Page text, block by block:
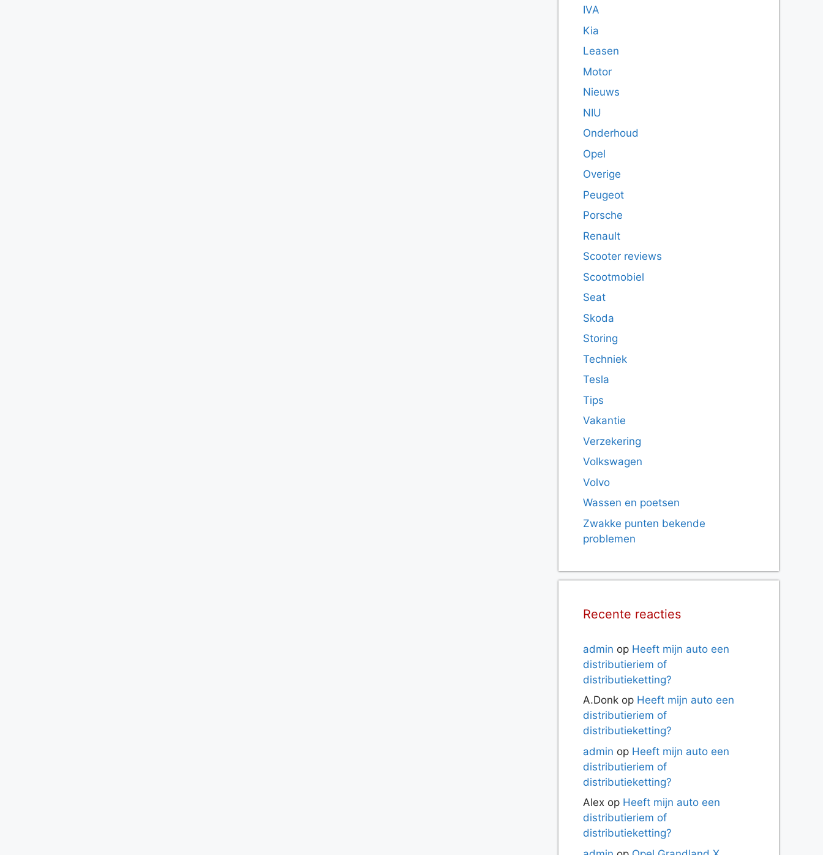
IVA
Kia
Leasen
Motor
Nieuws
NIU
Onderhoud
Opel
Overige
Peugeot
Porsche
Renault
Scooter reviews
Scootmobiel
Seat
Skoda
Storing
Techniek
Tesla
Tips
Vakantie
Verzekering
Volkswagen
Volvo
Wassen en poetsen
Zwakke punten bekende
problemen
Recente reacties
admin op Heeft mijn auto een
distributieriem of
distributieketting?
A.Donk op Heeft mijn auto een
distributieriem of
distributieketting?
admin op Heeft mijn auto een
distributieriem of
distributieketting?
Alex op Heeft mijn auto een
distributieriem of
distributieketting?